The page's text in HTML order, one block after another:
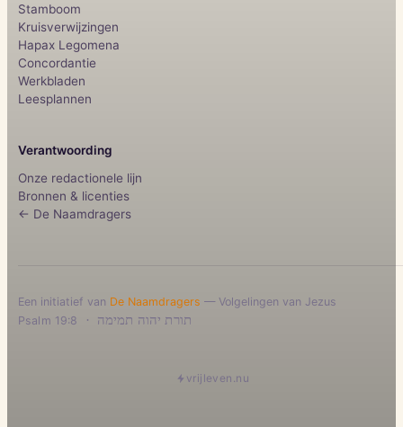
Stamboom
Kruisverwijzingen
Hapax Legomena
Concordantie
Werkbladen
Leesplannen
Verantwoording
Onze redactionele lijn
Bronnen & licenties
← De Naamdragers
Een initiatief van De Naamdragers — Volgelingen van Jezus
תורת יהוה תמימה ·
Psalm 19:8
vrijleven.nu